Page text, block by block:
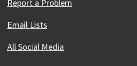
Report a Problem
Email Lists
All Social Media